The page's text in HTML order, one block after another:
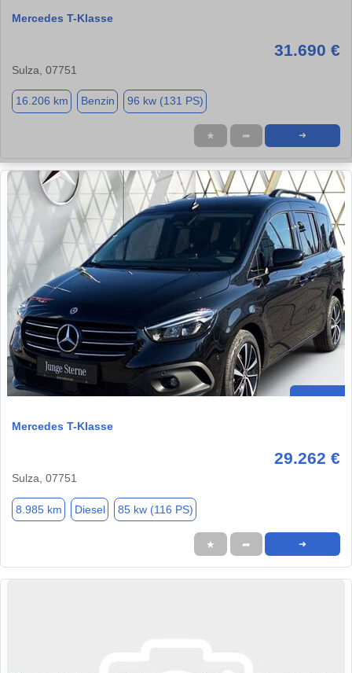
Mercedes T-Klasse
31.690 €
Sulza, 07751
16.206 km Benzin 96 kw (131 PS)
★ ➦ ➜
Mercedes T-Klasse
29.262 €
Sulza, 07751
8.985 km Diesel 85 kw (116 PS)
★ ➦ ➜